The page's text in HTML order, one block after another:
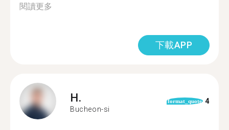
閱讀更多
下載APP
H.
Bucheon-si
format_quote 4